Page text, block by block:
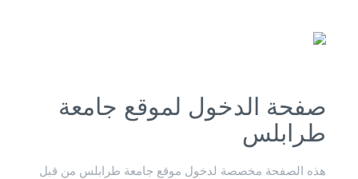
صفحة الدخول لموقع جامعة
طرابلس
هذه الصفحة مخصصة لدخول موقع جامعة طرابلس من قبل